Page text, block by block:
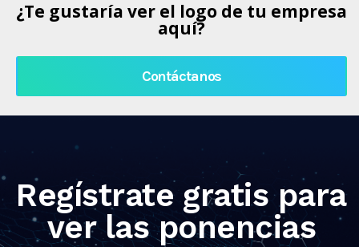
¿Te gustaría ver el logo de tu empresa
aquí?
Contáctanos
Regístrate gratis para
ver las ponencias